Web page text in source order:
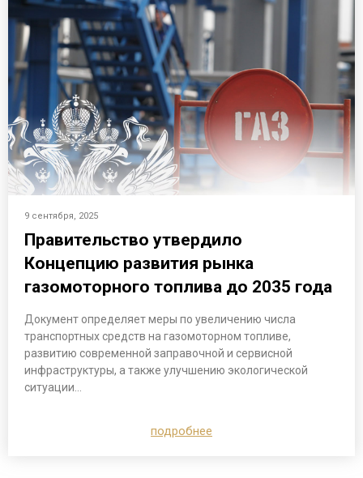
9 сентября, 2025
Правительство утвердило
Концепцию развития рынка
газомоторного топлива до 2035 года
Документ определяет меры по увеличению числа
транспортных средств на газомоторном топливе,
развитию современной заправочной и сервисной
инфраструктуры, а также улучшению экологической
ситуации…
подробнее